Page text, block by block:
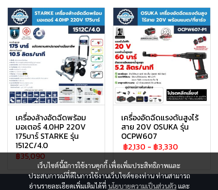
เครื่องล้างอัดฉีดพร้อม
มอเตอร์ 4.0HP 220V
175บาร์ STARKE รุ่น
1512C/4.0
฿35,090
เครื่องอัดฉีดแรงดันสูงไร้
สาย 20V OSUKA รุ่น
OCPW607
฿2,130 - ฿3,330
เว็บไซต์นี้มีการใช้งานคุกกี้ เพื่อเพิ่มประสิทธิภาพและ
ประสบการณ์ที่ดีในการใช้งานเว็บไซต์ของท่าน ท่านสามารถ
อ่านรายละเอียดเพิ่มเติมได้ที่ นโยบายความเป็นส่วนตัว และ